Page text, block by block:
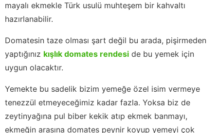
mayalı ekmekle Türk usulü muhteşem bir kahvaltı
hazırlanabilir.
Domatesin taze olması şart değil bu arada, pişirmeden
yaptığınız kışlık domates rendesi de bu yemek için
uygun olacaktır.
Yemekte bu sadelik bizim yemeğe özel isim vermeye
tenezzül etmeyeceğimiz kadar fazla. Yoksa biz de
zeytinyağına pul biber kekik atıp ekmek banmayı,
ekmeğin arasına domates peynir koyup yemeyi çok